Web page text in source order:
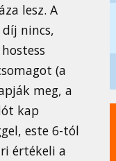
lesz. A
nincs,
(a
meg, a
kap
este 6-tól
értékeli a